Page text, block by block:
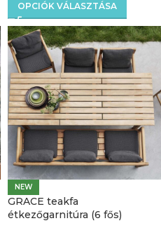
OPCIÓK VÁLASZTÁSA
NEW
GRACE teakfa
étkezőgarnitúra (6 fős)